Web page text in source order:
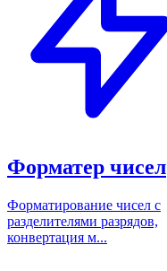
Форматер чисел
Форматирование чисел с
разделителями разрядов,
конвертация м...